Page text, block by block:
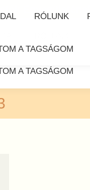
A TAGSÁGOM
RÓLUNK
A TAGSÁGOM